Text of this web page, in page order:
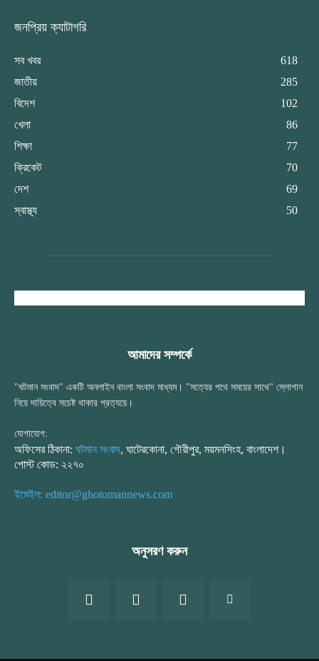
জনপ্রিয় ক্যাটাগরি
সব খবর
618
জাতীয়
285
বিদেশ
102
খেলা
86
শিক্ষা
77
ক্রিকেট
70
দেশ
69
স্বাস্থ্য
50
আমাদের সম্পর্কে
"ঘটমান সংবাদ" একটি অনলাইন বাংলা সংবাদ মাধ্যম। "সত্যের পথে সময়ের সাথে" স্লোগান
নিয়ে দায়িত্বে সচেষ্ট থাকার প্রত্যয়ে।
যোগাযোগ:
অফিসের ঠিকানা: ঘটমান সংবাদ, ঘাটেরকোনা, গৌরীপুর, ময়মনসিংহ, বাংলাদেশ।
পোস্ট কোড: ২২৭০
ইমেইল: editor@ghotomannews.com
অনুসরণ করুন